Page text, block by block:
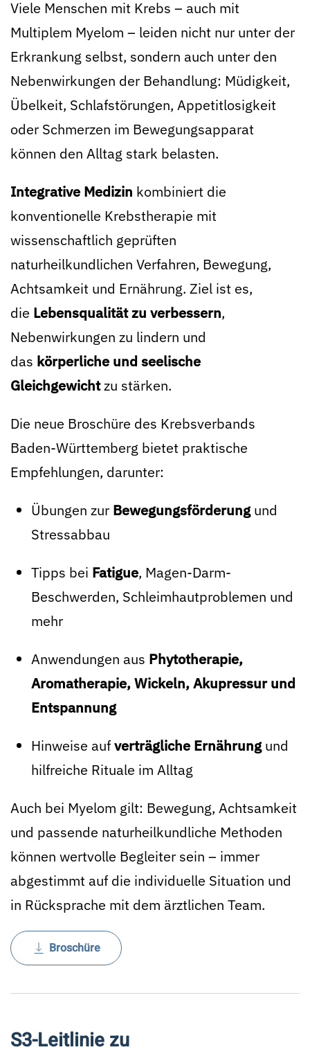
Viele Menschen mit Krebs – auch mit
Multiplem Myelom – leiden nicht nur unter der
Erkrankung selbst, sondern auch unter den
Nebenwirkungen der Behandlung: Müdigkeit,
Übelkeit, Schlafstörungen, Appetitlosigkeit
oder Schmerzen im Bewegungsapparat
können den Alltag stark belasten.
Integrative Medizin kombiniert die
konventionelle Krebstherapie mit
wissenschaftlich geprüften
naturheilkundlichen Verfahren, Bewegung,
Achtsamkeit und Ernährung. Ziel ist es,
die Lebensqualität zu verbessern,
Nebenwirkungen zu lindern und
das körperliche und seelische
Gleichgewichtzu stärken.
Die neue Broschüre des Krebsverbands
Baden-Württemberg bietet praktische
Empfehlungen, darunter:
Übungen zur Bewegungsförderungund
Stressabbau
Tipps bei Fatigue, Magen-Darm-
Beschwerden, Schleimhautproblemen und
mehr
Anwendungen aus Phytotherapie,
Aromatherapie, Wickeln, Akupressur und
Entspannung
Hinweise aufverträgliche Ernährungund
hilfreiche Rituale im Alltag
Auch bei Myelom gilt: Bewegung, Achtsamkeit
und passende naturheilkundliche Methoden
können wertvolle Begleiter sein – immer
abgestimmt auf die individuelle Situation und
in Rücksprache mit dem ärztlichen Team.
Broschüre
S3-Leitlinie zu